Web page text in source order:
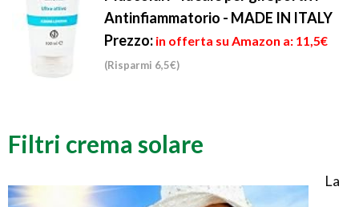
Antinfiammatorio - MADE IN ITALY
Prezzo: in offerta su Amazon a: 11,5€
(Risparmi 6,5€)
Filtri crema solare
La